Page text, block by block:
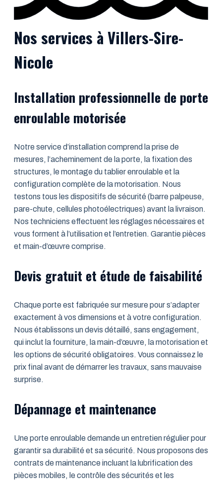
Nos services à Villers-Sire-
Nicole
Installation professionnelle de porte
enroulable motorisée
Notre service d’installation comprend la prise de
mesures, l’acheminement de la porte, la fixation des
structures, le montage du tablier enroulable et la
configuration complète de la motorisation. Nous
testons tous les dispositifs de sécurité (barre palpeuse,
pare-chute, cellules photoélectriques) avant la livraison.
Nos techniciens effectuent les réglages nécessaires et
vous forment à l’utilisation et l’entretien. Garantie pièces
et main-d’œuvre comprise.
Devis gratuit et étude de faisabilité
Chaque porte est fabriquée sur mesure pour s’adapter
exactement à vos dimensions et à votre configuration.
Nous établissons un devis détaillé, sans engagement,
qui inclut la fourniture, la main-d’œuvre, la motorisation et
les options de sécurité obligatoires. Vous connaissez le
prix final avant de démarrer les travaux, sans mauvaise
surprise.
Dépannage et maintenance
Une porte enroulable demande un entretien régulier pour
garantir sa durabilité et sa sécurité. Nous proposons des
contrats de maintenance incluant la lubrification des
pièces mobiles, le contrôle des sécurités et les